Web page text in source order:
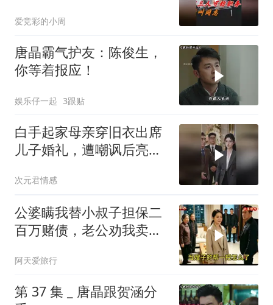
爱竞彩的小周
唐晶霸气护友：陈俊生，
你等着报应！
娱乐仔一起 3跟贴
白手起家母亲穿旧衣出席
儿子婚礼，遭嘲讽后亮出
次元君情感
公婆瞒我替小叔子担保二
百万赌债，老公劝我卖房
阿天爱旅行
第 37 集 _ 唐晶跟贺涵分